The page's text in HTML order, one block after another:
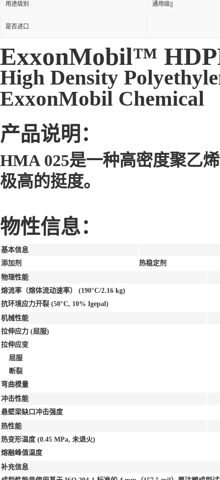
用途级别 通用级|||
是否进口
ExxonMobil™
High Density
ExxonMobil Chemical
产品说明：
HMA 025是一种高密度聚乙
极高的挺度。
物性信息：
基本信息
添加剂
热稳定剂
物理性能
熔流率（熔体流动速率） (190°C/2.16 kg)
抗环境应力开裂 (50°C, 10% Igepal)
机械性能
拉伸应力 (屈服)
拉伸应变
屈服
断裂
弯曲模量
冲击性能
悬壁梁缺口冲击强度
热性能
热变形温度 (0.45 MPa, 未退火)
熔融峰值温度
补充信息